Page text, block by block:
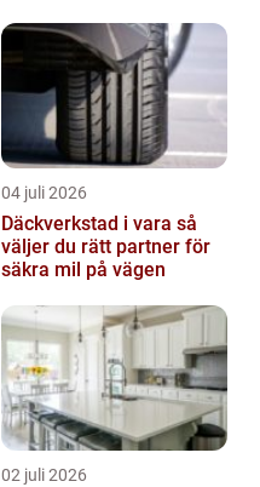
04 juli 2026
Däckverkstad i vara så
väljer du rätt partner för
säkra mil på vägen
02 juli 2026